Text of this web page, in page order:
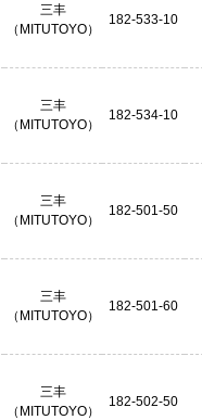
三丰
（MITUTOYO）
182-533-10
三丰
（MITUTOYO）
182-534-10
三丰
（MITUTOYO）
182-501-50
三丰
（MITUTOYO）
182-501-60
三丰
（MITUTOYO）
182-502-50